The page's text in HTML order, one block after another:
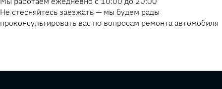
Не стесняйтесь заезжать — мы будем рады
проконсультировать вас по вопросам ремонта автомобиля